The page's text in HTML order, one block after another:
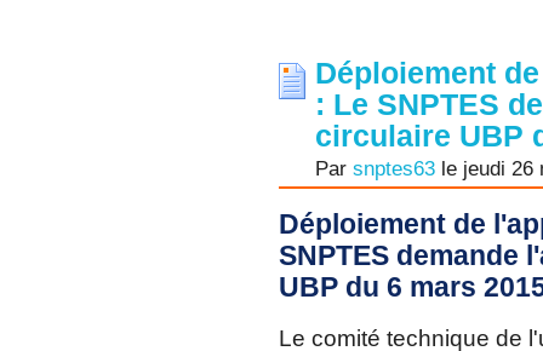
Déploiement
: Le SNPTES
circulaire UBP
Par snptes63 le jeudi 26
Déploiement de
SNPTES demande
UBP du 6 mars
Le comité technique de